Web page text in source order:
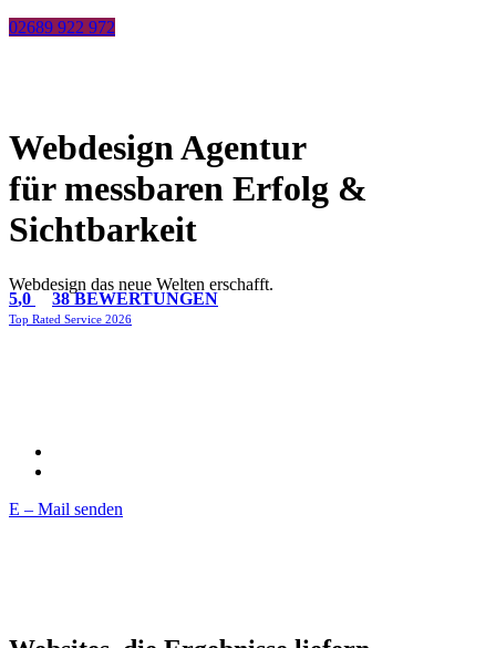
02689 922 972
Webdesign Agentur
für messbaren Erfolg &
Sichtbarkeit
Webdesign das neue Welten erschafft.
5,0 38 BEWERTUNGEN
Top Rated Service 2026
E – Mail senden